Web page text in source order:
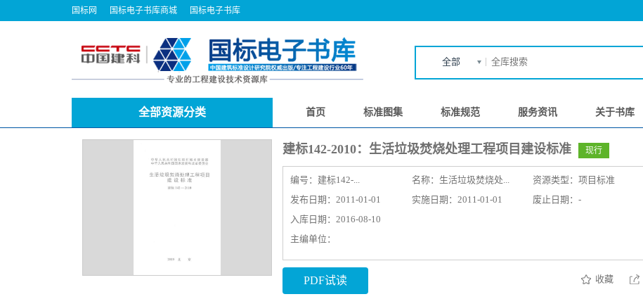
国标网 国标电子书库商城 国标电子书库
全部
全部资源分类 首页 标准图集 标准规范 服务资讯 关于书库
建标142-2010：生活垃圾焚烧处理工程项目建设标准 现行
编号： 建标142-... 名称： 生活垃圾焚烧处...
资源类型：项目标准
发布日期：2011-01-01
实施日期：2011-01-01
废止日期：-
入库日期：2016-08-10
主编单位：
PDF试读 收藏